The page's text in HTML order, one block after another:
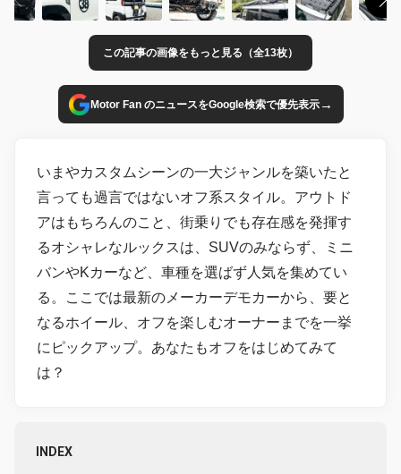
この記事の画像をもっと見る（全13枚）
Motor Fan のニュースをGoogle検索で優先表示→
いまやカスタムシーンの一大ジャンルを築いたと
言っても過言ではないオフ系スタイル。アウトド
アはもちろんのこと、街乗りでも存在感を発揮す
るオシャレなルックスは、SUVのみならず、ミニ
バンやKカーなど、車種を選ばず人気を集めてい
る。ここでは最新のメーカーデモカーから、要と
なるホイール、オフを楽しむオーナーまでを一挙
にピックアップ。あなたもオフをはじめてみて
は？
INDEX